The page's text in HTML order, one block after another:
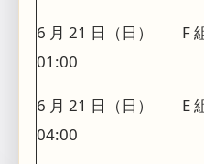
6 月 21 日（日）
01:00
F
6 月 21 日（日）
04:00
E